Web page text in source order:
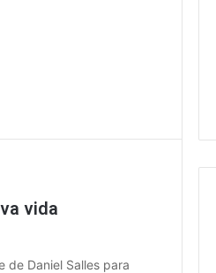
vida
de Daniel Salles para